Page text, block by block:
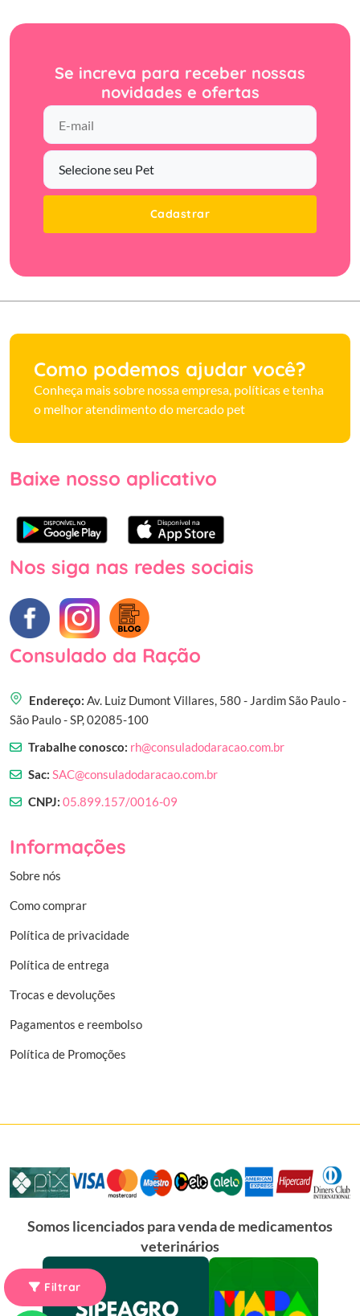
Filtrar
Se increva para receber nossas
novidades e ofertas
Cadastrar
Como podemos ajudar você?
Conheça mais sobre nossa empresa, políticas e tenha
o melhor atendimento do mercado pet
Baixe nosso aplicativo
Nos siga nas redes sociais
Consulado da Ração
Endereço: Av. Luiz Dumont Villares, 580 - Jardim São Paulo -
São Paulo - SP, 02085-100
Trabalhe conosco: rh@consuladodaracao.com.br
Sac: SAC@consuladodaracao.com.br
CNPJ: 05.899.157/0016-09
Informações
Sobre nós
Como comprar
Política de privacidade
Política de entrega
Trocas e devoluções
Pagamentos e reembolso
Política de Promoções
Somos licenciados para venda de medicamentos
veterinários